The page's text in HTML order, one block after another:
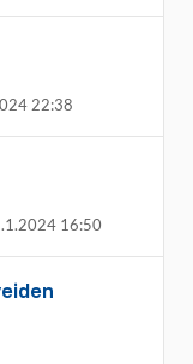
22:38
16:50